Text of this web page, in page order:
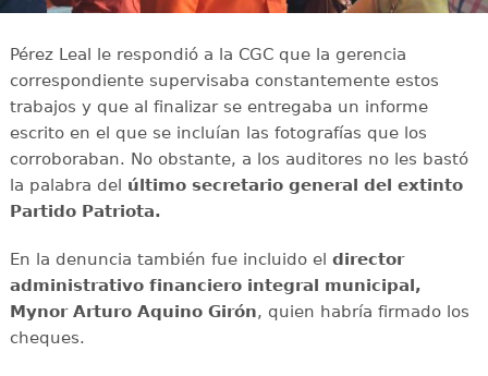
Pérez Leal le respondió a la CGC que la gerencia
correspondiente supervisaba constantemente estos
trabajos y que al finalizar se entregaba un informe
escrito en el que se incluían las fotografías que los
corroboraban. No obstante, a los auditores no les bastó
la palabra del último secretario general del extinto
Partido Patriota.
En la denuncia también fue incluido el director
administrativo financiero integral municipal,
Mynor Arturo Aquino Girón, quien habría firmado los
cheques.